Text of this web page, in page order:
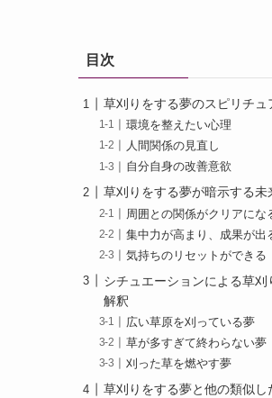
目次
草刈りをする夢のスピリチュ
環境を整えたい心理
人間関係の見直し
自分自身の改善意欲
草刈りをする夢が暗示する未
周囲との関係がクリアにな
集中力が高まり、成果が出
気持ちのリセットができる
シチュエーションによる草刈
解釈
広い草原を刈っている夢
草が多すぎて終わらない夢
刈った草を燃やす夢
草刈りをする夢と他の類似し